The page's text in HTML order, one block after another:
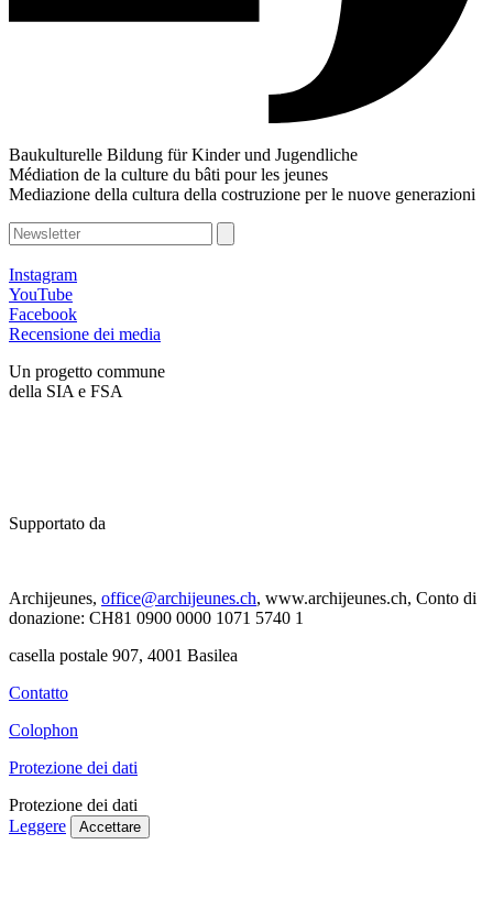
Baukulturelle Bildung für Kinder und Jugendliche
Médiation de la culture du bâti pour les jeunes
Mediazione della cultura della costruzione per le nuove generazioni
Instagram
YouTube
Facebook
Recensione dei media
Un progetto commune
della SIA e FSA
Supportato da
Archijeunes, office@archijeunes.ch, www.archijeunes.ch, Conto di
donazione: CH81 0900 0000 1071 5740 1
casella postale 907, 4001 Basilea
Contatto
Colophon
Protezione dei dati
Protezione dei dati
Leggere
Accettare